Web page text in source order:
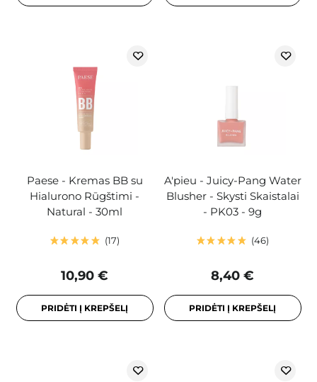
Paese - Kremas BB su
Hialurono Rūgštimi -
Natural - 30ml
17
10,90 €
PRIDĖTI Į KREPŠELĮ
A'pieu - Juicy-Pang Water
Blusher - Skysti Skaistalai
- PK03 - 9g
46
8,40 €
PRIDĖTI Į KREPŠELĮ